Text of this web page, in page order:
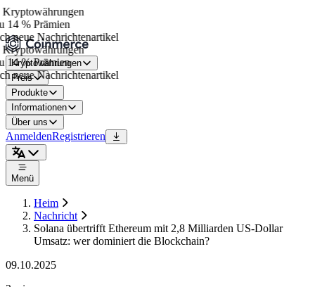
% Prämien
neue Nachrichtenartikel
% Prämien
neue Nachrichtenartikel
Kryptowährungen
Preis
Produkte
Informationen
Über uns
AnmeldenRegistrieren
Menü
Heim
Nachricht
Solana übertrifft Ethereum mit 2,8 Milliarden US-Dollar
Umsatz: wer dominiert die Blockchain?
09.10.2025